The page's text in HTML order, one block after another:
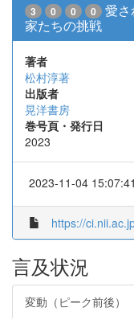
3 0 0 0
愛
家たちの挑戦
著者
松村淳著
出版者
晃洋書房
巻号頁・発行日
2023
2023-11-04 15:07:41
https://
言及状況
変動（ピーク前後）